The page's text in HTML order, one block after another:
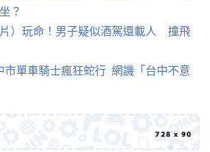
？
片）玩命！男子疑似酒駕還載人 撞飛
市單車騎士瘋狂蛇行 網譏「台中不意